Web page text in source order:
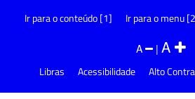
Ir para o conteúdo [1] Ir para o menu
A |A
Libras Acessibilidade Alto